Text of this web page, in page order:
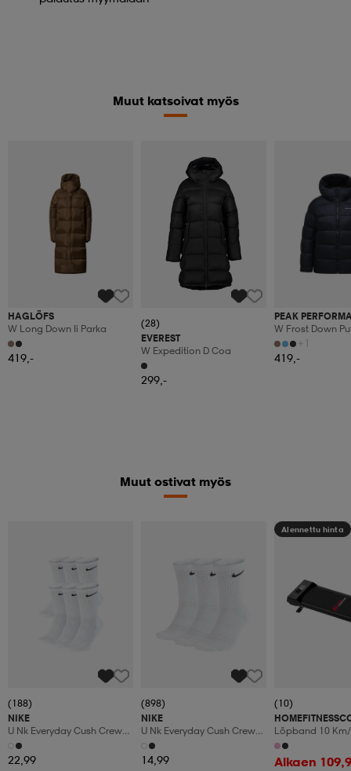
Muut katsoivat myös
HAGLÖFS
W Long Down Ii Parka
419,-
(28)
EVEREST
W Expedition D Coa
299,-
PEAK
W Frost Down
+1
419,-
Muut ostivat myös
(188)
NIKE
U Nk Everyday Cush Crew
6pr-Bd
22,99
(898)
NIKE
U Nk Everyday Cush Crew
3pr
14,99
Alennettu hinta
(10)
Löpband 10
Manuaalinen
Led-Display
Alkaen